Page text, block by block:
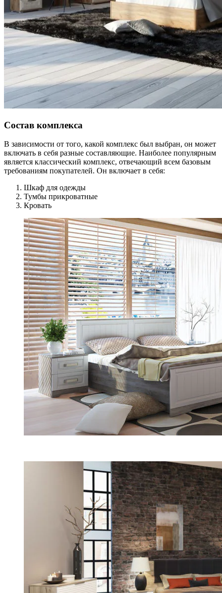
Состав комплекса
В зависимости от того, какой комплекс был выбран, он может
включать в себя разные составляющие. Наиболее популярным
является классический комплекс, отвечающий всем базовым
требованиям покупателей. Он включает в себя:
Шкаф для одежды
Тумбы прикроватные
Кровать